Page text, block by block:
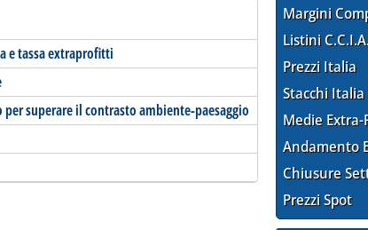
e tassa extraprofitti
superare il contrasto ambiente-paesaggio
Margini
Listini
Prezzi Italia
Stacchi Italia
Medie Extra-
Andamento
Chiusure
Prezzi Spot